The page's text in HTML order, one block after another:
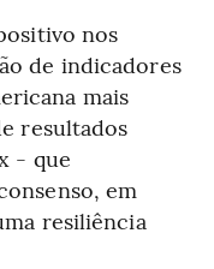
nos
de indicadores
mais
resultados
- que
em
resiliência